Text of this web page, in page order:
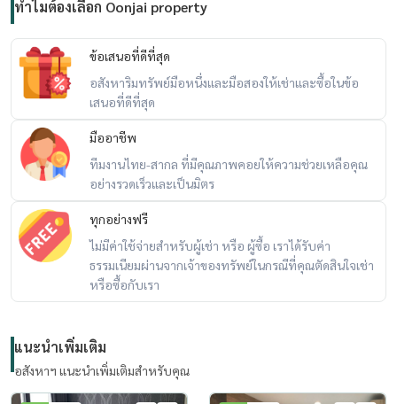
- Big C Ekamai
Location:
https://maps.app.goo.gl/cqGzcrKkubZ13K3D9
**********************
ขาย : ริธึ่ม สุขุมวิท42 2 นอน 2 น้ำ 56.56 ตร.ม.
RefID: OJ_162_RT42
ราคาขาย : 10,500,000 บาท
** ยินดีต้อนรับ Co-Agent **
==============================
- ห้องตกแต่งเรียบร้อย สวยงาม พร้อมเข้าอยู่
- เครื่องใช้ไฟฟ้า ทีวี,ตู้เย็น,แอร์,ไมโครเวฟ ฯ
ทำไมต้องเลือก Oonjai property
ข้อเสนอที่ดีที่สุด
อสังหาริมทรัพย์มือหนึ่งและมือสองให้เช่าและซื้อในข้อ
เสนอที่ดีที่สุด
มืออาชีพ
ทีมงานไทย-สากล ที่มีคุณภาพคอยให้ความช่วยเหลือคุณ
อย่างรวดเร็วและเป็นมิตร
ทุกอย่างฟรี
ไม่มีค่าใช้จ่ายสำหรับผู้เช่า หรือ ผู้ซื้อ เราได้รับค่า
ธรรมเนียมผ่านจากเจ้าของทรัพย์ในกรณีที่คุณตัดสินใจเช่า
หรือซื้อกับเรา
แนะนำเพิ่มเติม
อสังหาฯ แนะนำเพิ่มเติมสำหรับคุณ